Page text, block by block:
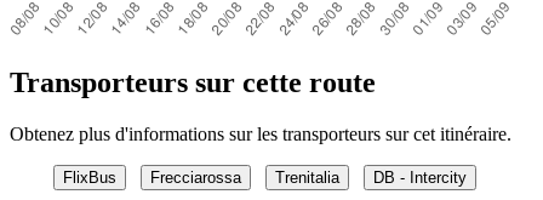
Transporteurs sur cette route
Obtenez plus d'informations sur les transporteurs sur cet itinéraire.
FlixBus Frecciarossa Trenitalia DB - Intercity